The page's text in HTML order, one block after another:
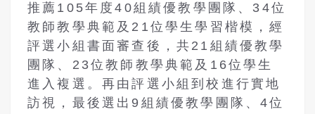
推薦 105年度40組績優教學團隊、 34位
教師教學典範及 21 位學生學習楷模，經
評選小組書面審查後，共 21 組績優教學
團隊、 23位教師教學典範及 16位學生
進入複選。再由評選小組到校進行實地
訪視，最後選出 9 組績優教學團隊、4位